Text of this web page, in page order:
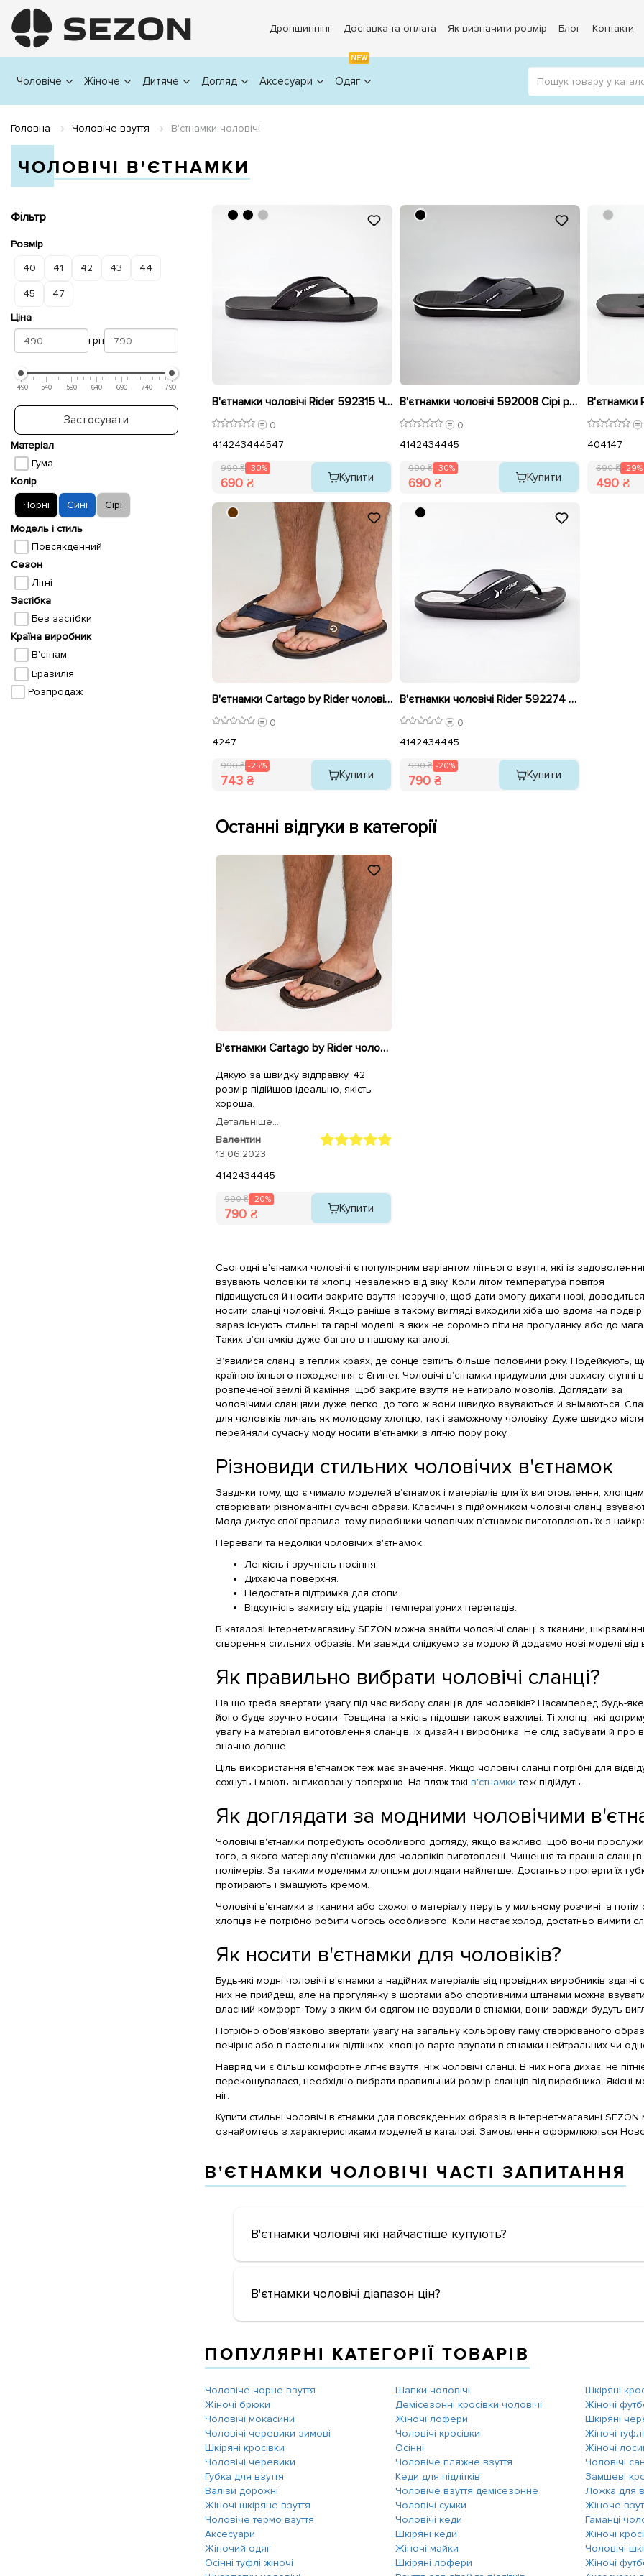
Дропшиппінг Доставка та оплата Як визначити розмір Блог Контакти
Чоловіче Жіноче Дитяче Догляд Аксесуари
NEW
Одяг
Головна Чоловіче взуття В'єтнамки чоловічі
ЧОЛОВІЧІ В'ЄТНАМКИ
Фільтр
Розмір
40
41 42 43 44
45
47
Ціна
грн
490 540 590 640 690 740 790
Застосувати
Матеріал
Гума
Колір
Чорні
Сині
Сірі
Модель і стиль
Повсякденний
Сезон
Літні
Застібка
Без застібки
Країна виробник
В'єтнам
Бразилія
Розпродаж
В'єтнамки чоловічі Rider 592315 Чорні розпродаж
0
414243444547
990 ₴ -30%
690 ₴ Купити
В'єтнамки чоловічі 592008 Сірі розпродаж
0
4142434445
990 ₴ -30%
690 ₴ Купити
404147
690 ₴ -29%
490 ₴
В'єтнамки Cartago by Rider чоловічі 585989 Сині розпродаж
0
4247
990 ₴ -25%
743 ₴ Купити
В'єтнамки чоловічі Rider 592274 Чорні розпродаж
0
4142434445
990 ₴ -20%
790 ₴ Купити
Останні відгуки в категорії
В'єтнамки Cartago by Rider чоловічі 585996 Коричневі
Дякую за швидку відправку, 42
розмір підійшов ідеально, якість
хороша.
Детальнiше...
Валентин
13.06.2023
4142434445
990 ₴ -20%
790 ₴ Купити
Сьогодні в'єтнамки чоловічі є популярним варіантом літнього взуття, які із
взувають чоловіки та хлопці незалежно від віку. Коли літом температура повітря
підвищується й носити закрите взуття незручно, щоб дати змогу дихати нозі, доводиться
носити сланці чоловічі. Якщо раніше в такому вигляді виходили хіба що вдома на
зараз існують стильні та гарні моделі, в яких не соромно піти на прогулянку або до
Таких в’єтнамків дуже багато в нашому каталозі.
З’явилися сланці в теплих краях, де сонце світить більше половини року. Подейкують,
країною їхнього походження є Єгипет. Чоловічі в’єтнамки придумали для захисту ступні
розпеченої землі й каміння, щоб закрите взуття не натирало мозолів. Доглядати за
чоловічими сланцями дуже легко, до того ж вони швидко взуваються й знімаються.
для чоловіків личать як молодому хлопцю, так і заможному чоловіку. Дуже швидко
перейняли сучасну моду носити в’єтнамки в літню пору року.
Різновиди стильних чоловічих в'єтнамок
Завдяки тому, що є чимало моделей в’єтнамок і матеріалів для їх виготовлення,
створювати різноманітні сучасні образи. Класичні з підйомником чоловічі сланці
Мода диктує свої правила, тому виробники чоловічих в’єтнамок виготовляють їх з
Переваги та недоліки чоловічих в'єтнамок:
Легкість і зручність носіння.
Дихаюча поверхня.
Недостатня підтримка для стопи.
Відсутність захисту від ударів і температурних перепадів.
В каталозі інтернет-магазину SEZON можна знайти чоловічі сланці з тканини,
створення стильних образів. Ми завжди слідкуємо за модою й додаємо нові моделі від
Як правильно вибрати чоловічі сланці?
На що треба звертати увагу під час вибору сланців для чоловіків? Насамперед будь-
його буде зручно носити. Товщина та якість підошви також важливі. Ті хлопці, які
увагу на матеріал виготовлення сланців, їх дизайн і виробника. Не слід забувати й про
значно довше.
Ціль використання в'єтнамок теж має значення. Якщо чоловічі сланці потрібні для
сохнуть і мають антиковзану поверхню. На пляж такі в'єтнамки теж підійдуть.
Як доглядати за модними чоловічими
Чоловічі в'єтнамки потребують особливого догляду, якщо важливо, щоб вони
того, з якого матеріалу в'єтнамки для чоловіків виготовлені. Чищення та прання
полімерів. За такими моделями хлопцям доглядати найлегше. Достатньо протерти їх
протирають і змащують кремом.
Чоловічі в’єтнамки з тканини або схожого матеріалу перуть у мильному розчині, а
хлопців не потрібно робити чогось особливого. Коли настає холод, достатньо вимити
Як носити в'єтнамки для чоловіків?
Будь-які модні чоловічі в'єтнамки з надійних матеріалів від провідних виробників
них не прийдеш, але на прогулянку з шортами або спортивними штанами можна взувати.
власний комфорт. Тому з яким би одягом не взували в’єтнамки, вони завжди будуть
Потрібно обов’язково звертати увагу на загальну кольорову гаму створюваного
вечірнє або в пастельних відтінках, хлопцю варто взувати в’єтнамки нейтральних чи
Навряд чи є більш комфортне літнє взуття, ніж чоловічі сланці. В них нога дихає, не
перекошувалася, необхідно вибрати правильний розмір сланців від виробника. Якісні
ніг.
Купити стильні чоловічі в'єтнамки для повсякденних образів в інтернет-магазині
ознайомтесь з характеристиками моделей в каталозі. Замовлення оформлюються
В'ЄТНАМКИ ЧОЛОВІЧІ ЧАСТІ ЗАПИТАННЯ
В'єтнамки чоловічі які найчастіше купують?
В'єтнамки чоловічі діапазон цін?
ПОПУЛЯРНІ КАТЕГОРІЇ ТОВАРІВ
Чоловіче чорне взуття
Жіночі брюки
Чоловічі мокасини
Чоловічі черевики зимові
Шкіряні кросівки
Чоловічі черевики
Губка для взуття
Валізи дорожні
Жіночі шкіряне взуття
Чоловіче термо взуття
Аксесуари
Жіночий одяг
Осінні туфлі жіночі
Шапки чоловічі
Демісезонні кросівки чоловічі
Жіночі лофери
Чоловічі кросівки
Осінні
Чоловіче пляжне взуття
Кеди для підлітків
Чоловіче взуття демісезонне
Чоловічі сумки
Чоловічі кеди
Шкіряні кеди
Жіночі майки
Шкіряні лофери
Шкіряні
Жіночі
Шкіряні
Жіночі туфлі
Жіночі
Чоловічі
Замшеві
Ложка для
Жіноче
Гаманці
Жіночі
Чоловічі
Жіночі